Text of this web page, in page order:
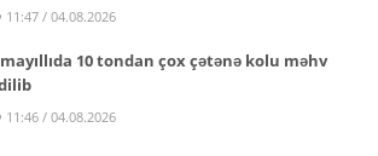
11:47 / 04.08.2026
10 tondan çox çətənə kolu məhv
11:46 / 04.08.2026